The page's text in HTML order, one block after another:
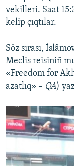
vekilleri. Saat
kelip çıqtılar.
Söz sırası,
Meclis reisiniñ
«Freedom for
azatlıq» – QA)